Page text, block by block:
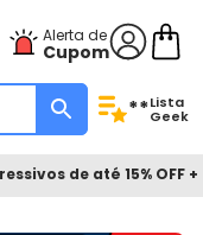
Alerta de
Cupom
**Lista
Geek
de até 15% OFF